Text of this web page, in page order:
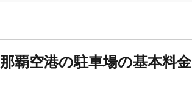
那覇空港の駐車場の基本料金